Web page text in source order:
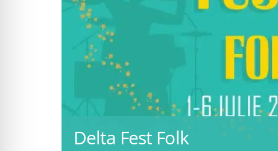
Delta Fest Folk